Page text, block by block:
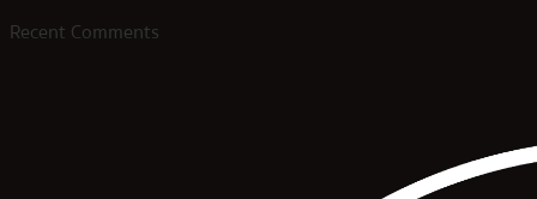
Recent Comments